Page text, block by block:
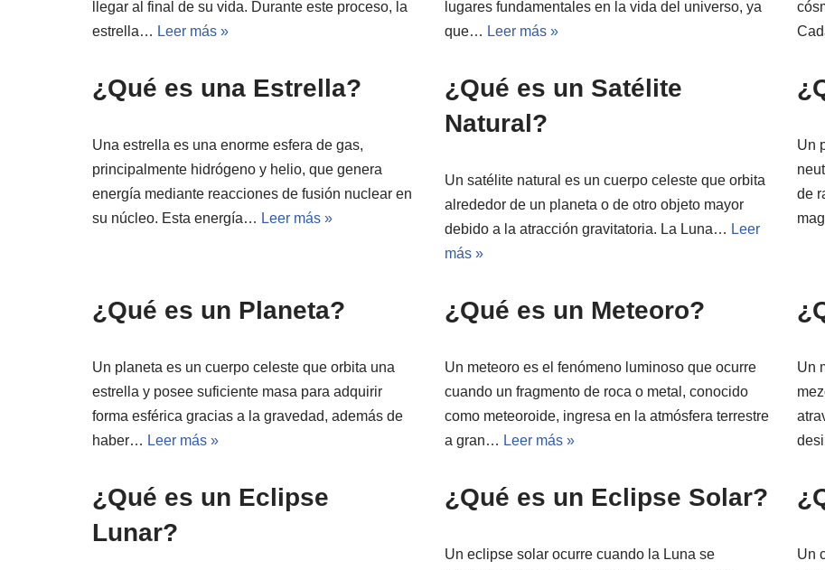
llegar al final de su vida. Durante este proceso, la
estrella… Leer más »
lugares fundamentales en la vida del universo, ya
que… Leer más »
¿Qué es una Estrella?
Una estrella es una enorme esfera de gas,
principalmente hidrógeno y helio, que genera
energía mediante reacciones de fusión nuclear en
su núcleo. Esta energía… Leer más »
¿Qué es un Satélite
Natural?
Un satélite natural es un cuerpo celeste que orbita
alrededor de un planeta o de otro objeto mayor
debido a la atracción gravitatoria. La Luna… Leer
más »
Un
de
¿Qué es un Planeta?
Un planeta es un cuerpo celeste que orbita una
estrella y posee suficiente masa para adquirir
forma esférica gracias a la gravedad, además de
haber… Leer más »
¿Qué es un Meteoro?
Un meteoro es el fenómeno luminoso que ocurre
cuando un fragmento de roca o metal, conocido
como meteoroide, ingresa en la atmósfera terrestre
a gran… Leer más »
Un
¿Qué es un Eclipse
Lunar?
¿Qué es un Eclipse Solar?
Un eclipse solar ocurre cuando la Luna se
Un